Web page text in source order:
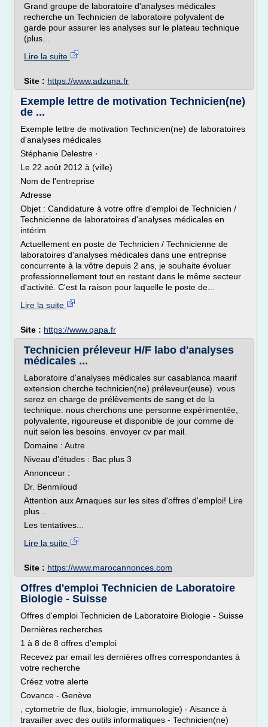
Grand groupe de laboratoire d'analyses médicales
recherche un Technicien de laboratoire polyvalent de
garde pour assurer les analyses sur le plateau technique
(plus...
Lire la suite
Site : https://www.adzuna.fr
Exemple lettre de motivation Technicien(ne)
de ...
Exemple lettre de motivation Technicien(ne) de laboratoires
d'analyses médicales
Stéphanie Delestre ·
Le 22 août 2012 à (ville)
Nom de l'entreprise
Adresse
Objet : Candidature à votre offre d'emploi de Technicien /
Technicienne de laboratoires d'analyses médicales en
intérim
Actuellement en poste de Technicien / Technicienne de
laboratoires d'analyses médicales dans une entreprise
concurrente à la vôtre depuis 2 ans, je souhaite évoluer
professionnellement tout en restant dans le même secteur
d'activité. C'est la raison pour laquelle le poste de...
Lire la suite
Site : https://www.qapa.fr
Technicien préleveur H/F labo d'analyses
médicales ...
Laboratoire d'analyses médicales sur casablanca maarif
extension cherche technicien(ne) préleveur(euse). vous
serez en charge de prélèvements de sang et de la
technique. nous cherchons une personne expérimentée,
polyvalente, rigoureuse et disponible de jour comme de
nuit selon les besoins. envoyer cv par mail.
Domaine : Autre
Niveau d'études : Bac plus 3
Annonceur :
Dr. Benmiloud
Attention aux Arnaques sur les sites d'offres d'emploi! Lire
plus ..
Les tentatives...
Lire la suite
Site : https://www.marocannonces.com
Offres d'emploi Technicien de Laboratoire
Biologie - Suisse
Offres d'emploi Technicien de Laboratoire Biologie - Suisse
Dernières recherches
1 à 8 de 8 offres d'emploi
Recevez par email les dernières offres correspondantes à
votre recherche
Créez votre alerte
Covance - Genève
, cytometrie de flux, biologie, immunologie) - Aisance à
travailler avec des outils informatiques - Technicien(ne)